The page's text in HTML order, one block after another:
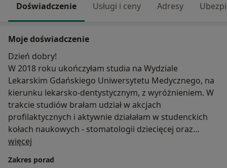
Doświadczenie Usługi i ceny Adresy
Moje doświadczenie
Dzień dobry!
W 2018 roku ukończyłam studia na Wydziale
Lekarskim Gdańskiego Uniwersytetu Medycznego, na
kierunku lekarsko-dentystycznym, z wyróżnieniem. W
trakcie studiów brałam udział w akcjach
profilaktycznych i aktywnie działałam w studenckich
kołach naukowych - stomatologii dziecięcej oraz
periodontologii.
Staż podyplomowy odbyłam w Uniwersyteckim
więcej
Zakres porad